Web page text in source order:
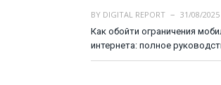
BY DIGITAL REPORT
31/08/2025
Как обойти ограничения
интернета: полное